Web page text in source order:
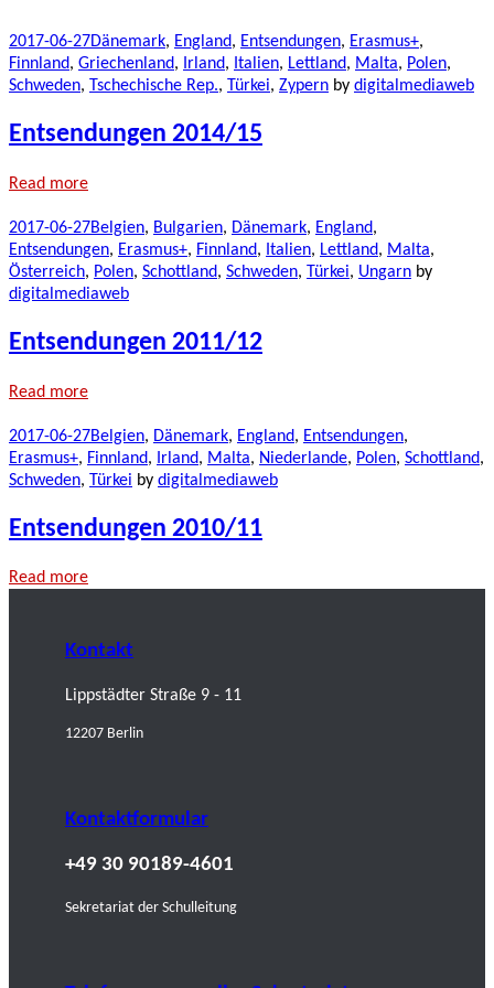
2017-06-27Dänemark, England, Entsendungen, Erasmus+,
Finnland, Griechenland, Irland, Italien, Lettland, Malta, Polen,
Schweden, Tschechische Rep., Türkei, Zypern by digitalmediaweb
Entsendungen 2014/15
Read more
2017-06-27Belgien, Bulgarien, Dänemark, England,
Entsendungen, Erasmus+, Finnland, Italien, Lettland, Malta,
Österreich, Polen, Schottland, Schweden, Türkei, Ungarn by
digitalmediaweb
Entsendungen 2011/12
Read more
2017-06-27Belgien, Dänemark, England, Entsendungen,
Erasmus+, Finnland, Irland, Malta, Niederlande, Polen, Schottland,
Schweden, Türkei by digitalmediaweb
Entsendungen 2010/11
Read more
Kontakt
Lippstädter Straße 9 - 11
12207 Berlin
Kontaktformular
+49 30 90189-4601
Sekretariat der Schulleitung